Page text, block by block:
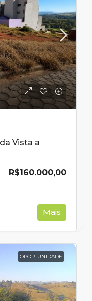
Vista a
R$160.000,00
Mais
OPORTUNIDADE